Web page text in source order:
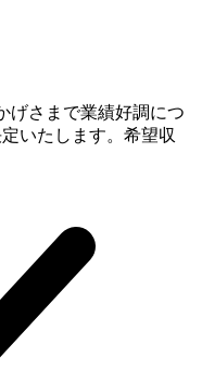
げさまで業績好調につ
いたします。希望収